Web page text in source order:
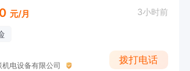
元/月 3小时前
电设备有限公司
拨打电话